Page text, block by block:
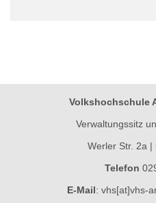
Volkshochschule
Verwaltungssitz
Werler Str. 2a |
Telefon
E-Mail : vhs[at]vhs-